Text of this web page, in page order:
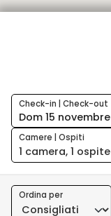
Check-in | Check-out
Camere | Ospiti
1 camera, 1 ospite
Ordina per